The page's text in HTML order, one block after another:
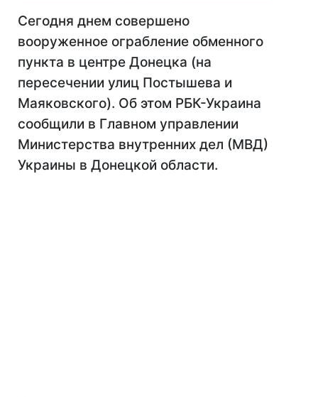
Сегодня днем совершено
вооруженное ограбление обменного
пункта в центре Донецка (на
пересечении улиц Постышева и
Маяковского). Об этом РБК-Украина
сообщили в Главном управлении
Министерства внутренних дел (МВД)
Украины в Донецкой области.